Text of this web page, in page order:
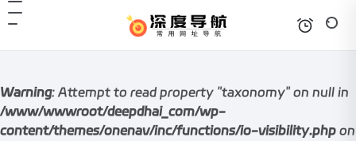
Warning: Attempt to read property "taxonomy" on null in
/www/wwwroot/deepdhai_com/wp-
content/themes/onenav/inc/functions/io-visibility.php on